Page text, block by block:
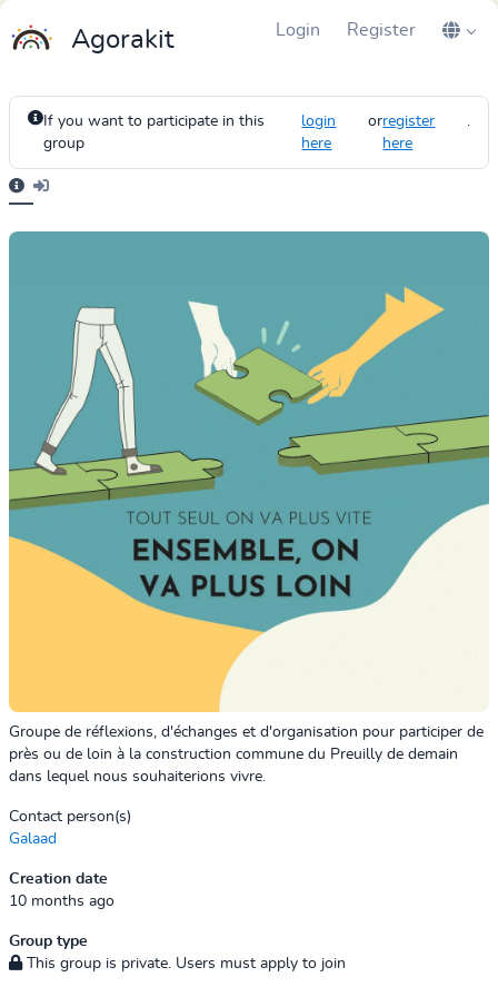
Agorakit Login Register
If you want to participate in this
group
login
here
orregister
here
.
Groupe de réflexions, d'échanges et d'organisation pour participer de
près ou de loin à la construction commune du Preuilly de demain
dans lequel nous souhaiterions vivre.
Contact person(s)
Galaad
Creation date
10 months ago
Group type
This group is private. Users must apply to join